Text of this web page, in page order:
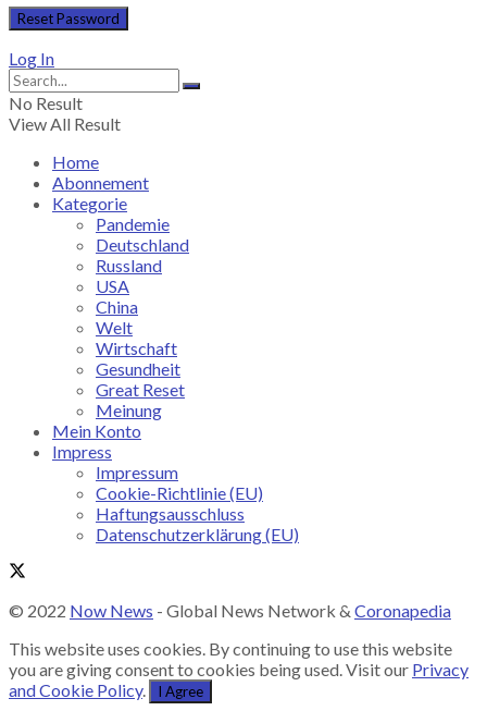
Log In
No Result
View All Result
Home
Abonnement
Kategorie
Pandemie
Deutschland
Russland
USA
China
Welt
Wirtschaft
Gesundheit
Great Reset
Meinung
Mein Konto
Impress
Impressum
Cookie-Richtlinie (EU)
Haftungsausschluss
Datenschutzerklärung (EU)
© 2022 Now News - Global News Network & Coronapedia
This website uses cookies. By continuing to use this website
you are giving consent to cookies being used. Visit our Privacy
and Cookie Policy. I Agree